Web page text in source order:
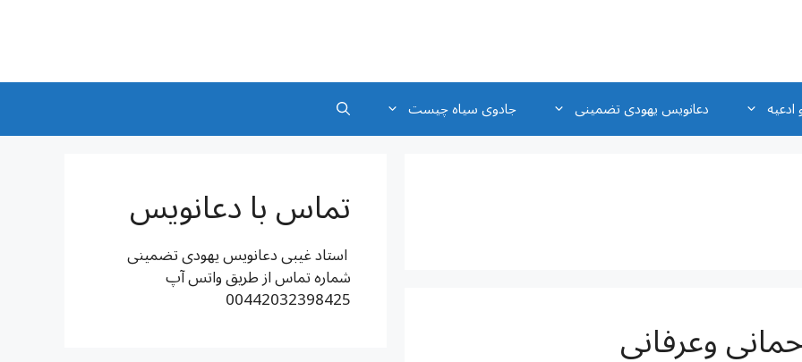
دعانویس یهودی تضمینی جادوی سیاه چیست
تماس با دعانویس
استاد غیبی دعانویس یهودی تضمینی
شماره تماس از طریق واتس آپ
00442032398425